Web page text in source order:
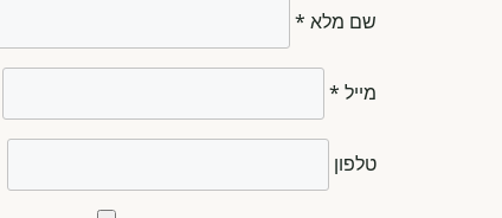
שם מלא *
מייל *
טלפון